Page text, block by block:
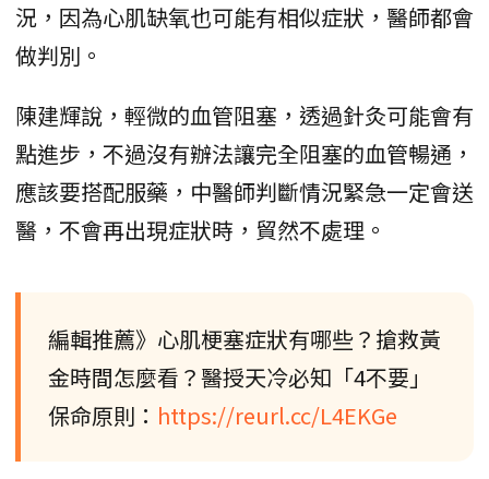
況，因為心肌缺氧也可能有相似症狀，醫師都會
做判別。
陳建輝說，輕微的血管阻塞，透過針灸可能會有
點進步，不過沒有辦法讓完全阻塞的血管暢通，
應該要搭配服藥，中醫師判斷情況緊急一定會送
醫，不會再出現症狀時，貿然不處理。
編輯推薦》心肌梗塞症狀有哪些？搶救黃
金時間怎麼看？醫授天冷必知「4不要」
保命原則： https://reurl.cc/L4EKGe